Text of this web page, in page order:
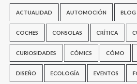
ACTUALIDAD AUTOMOCIÓN BLOG
COCHES CONSOLAS CRÍTICA
CURIOSIDADES CÓMICS CÓMO
DISEÑO ECOLOGÍA EVENTOS